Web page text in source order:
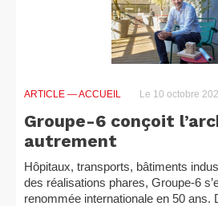
ARTICLE — ACCUEIL Le 10 octobre
Groupe-6 conçoit
autrement
Hôpitaux, transports, bâtiments
des réalisations phares, Groupe-6
renommée internationale en 50 ans.